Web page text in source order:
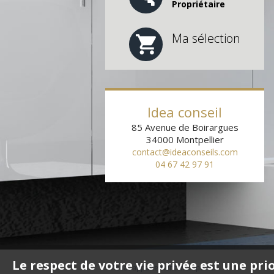
Propriétaire
Ma sélection
Idea conseil
85 Avenue de Boirargues
34000 Montpellier
contact@ideaconseils.com
04 67 42 97 91
Achat appartement Montpellier
Le respect de votre vie privée est une